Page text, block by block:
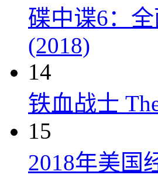
碟中谍6：
(2018)
14
铁血战士
15
2018年美国